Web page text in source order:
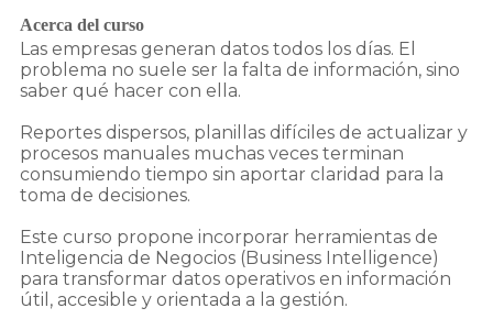
Acerca del curso
Las empresas generan datos todos los días. El
problema no suele ser la falta de información, sino
saber qué hacer con ella.
Reportes dispersos, planillas difíciles de actualizar y
procesos manuales muchas veces terminan
consumiendo tiempo sin aportar claridad para la
toma de decisiones.
Este curso propone incorporar herramientas de
Inteligencia de Negocios (Business Intelligence)
para transformar datos operativos en información
útil, accesible y orientada a la gestión.